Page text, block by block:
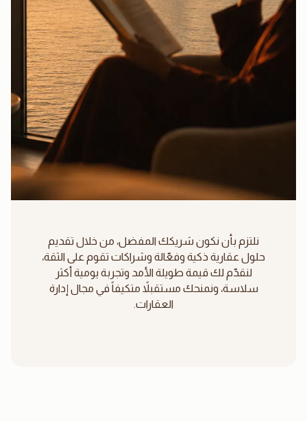
نلتزم بأن نكون شريكك المفضل، من خلال تقديم
حلول عقارية ذكية وفعّالة وشراكات تقوم على الثقة،
لنقدّم لك قيمة طويلة الأمد وتجربة يومية أكثر
سلاسة، ونمنحك مستقبلاً متكيفاً في مجال إدارة
العقارات.